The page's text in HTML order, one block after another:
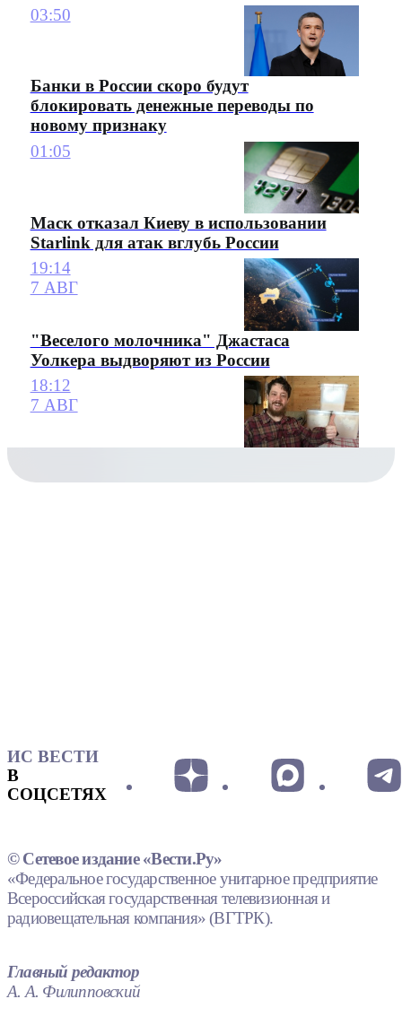
03:50
Банки в России скоро будут
блокировать денежные переводы по
новому признаку
01:05
Маск отказал Киеву в использовании
Starlink для атак вглубь России
19:14
7 АВГ
"Веселого молочника" Джастаса
Уолкера выдворяют из России
18:12
7 АВГ
ИС ВЕСТИ
В
СОЦСЕТЯХ
© Сетевое издание «Вести.Ру»
«Федеральное государственное унитарное предприятие
Всероссийская государственная телевизионная и
радиовещательная компания» (ВГТРК).
Главный редактор
А. А. Филипповский